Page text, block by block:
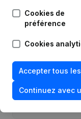
Questions
Quel est le
Quel est
Cookies de
préférence
Cookies
Accepter tous
Continuez avec